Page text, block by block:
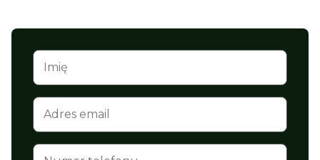
Skonsultuj ofertę